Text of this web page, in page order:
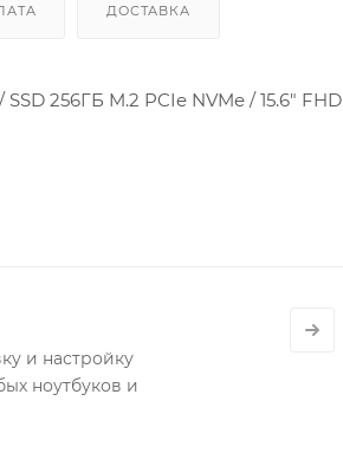
ДОСТАВКА
SSD 256ГБ M.2 PCIe NVMe / 15.6" FHD
и настройку
ноутбуков и